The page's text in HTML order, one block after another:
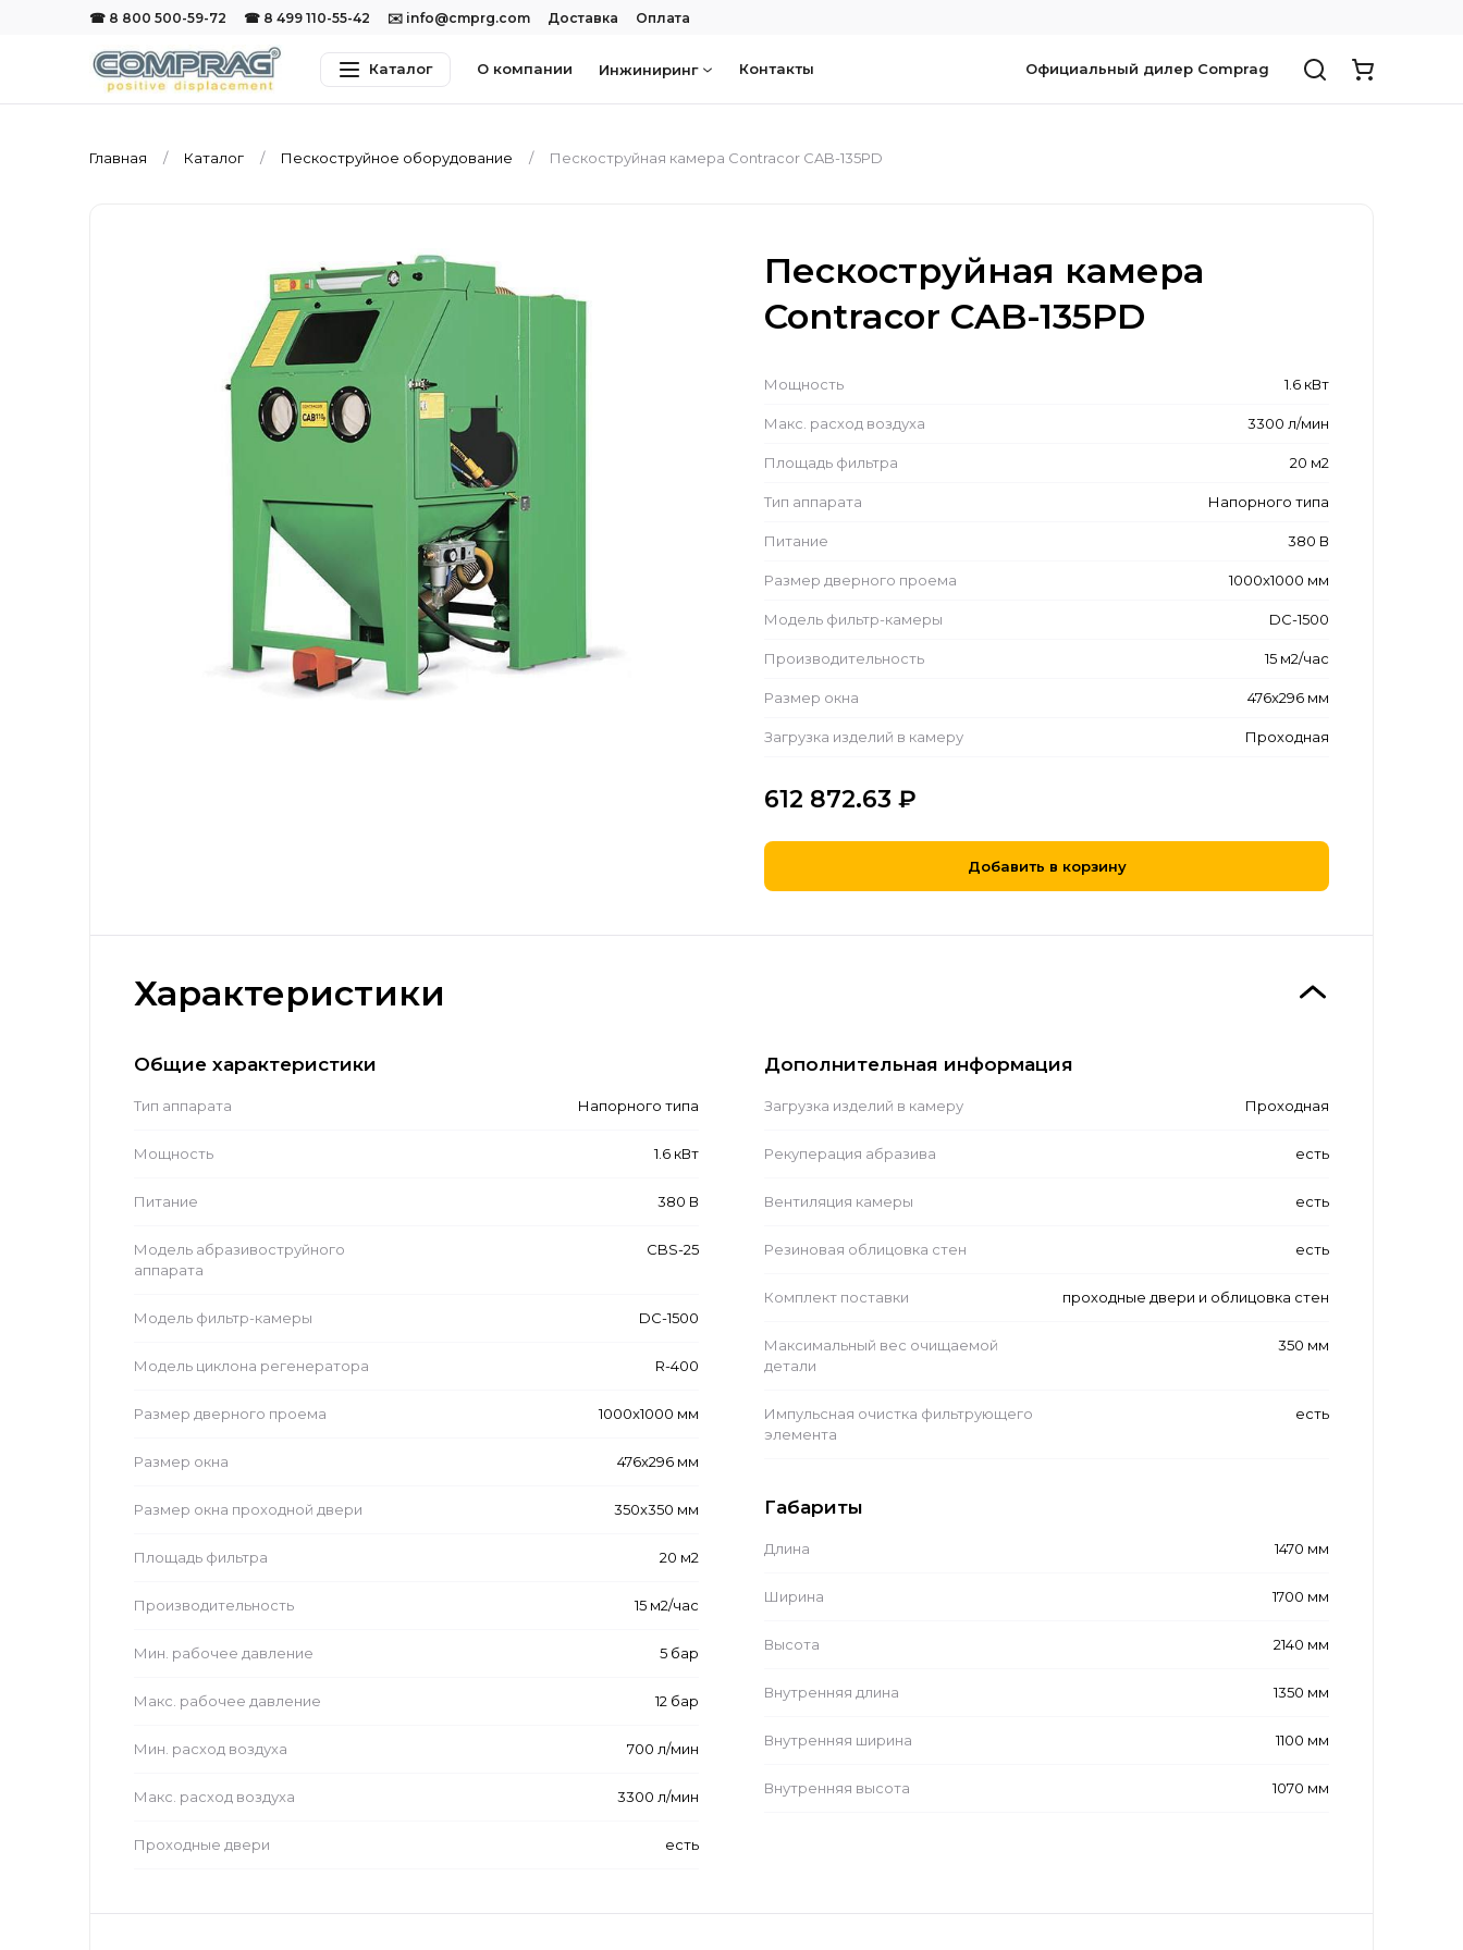
☎ 8 800 500-59-72 ☎ 8 499 110-55-42 ✉️ info@cmprg.com Доставка Оплата
Каталог О компании Инжиниринг Контакты Официальный дилер Comprag
Главная Каталог Пескоструйное оборудование Пескоструйная камера Contracor CAB-135PD
Пескоструйная камера
Contracor CAB-135PD
Мощность 1.6 кВт
Макс. расход воздуха 3300 л/мин
Площадь фильтра 20 м2
Тип аппарата Напорного типа
Питание 380 В
Размер дверного проема 1000x1000 мм
Модель фильтр-камеры DC-1500
Производительность 15 м2/час
Размер окна 476x296 мм
Загрузка изделий в камеру Проходная
612 872.63 ₽
Добавить в корзину
Характеристики
Общие характеристики
Тип аппарата Напорного типа
Мощность 1.6 кВт
Питание 380 В
Модель абразивоструйного
аппарата
CBS-25
Модель фильтр-камеры DC-1500
Модель циклона регенератора R-400
Размер дверного проема 1000x1000 мм
Размер окна 476x296 мм
Размер окна проходной двери 350x350 мм
Площадь фильтра 20 м2
Производительность 15 м2/час
Мин. рабочее давление 5 бар
Макс. рабочее давление 12 бар
Мин. расход воздуха 700 л/мин
Макс. расход воздуха 3300 л/мин
Проходные двери есть
Дополнительная информация
Загрузка изделий в камеру Проходная
Рекуперация абразива есть
Вентиляция камеры есть
Резиновая облицовка стен есть
Комплект поставки проходные двери и облицовка стен
Максимальный вес очищаемой
детали
350 мм
Импульсная очистка фильтрующего
элемента
есть
Габариты
Длина 1470 мм
Ширина 1700 мм
Высота 2140 мм
Внутренняя длина 1350 мм
Внутренняя ширина 1100 мм
Внутренняя высота 1070 мм